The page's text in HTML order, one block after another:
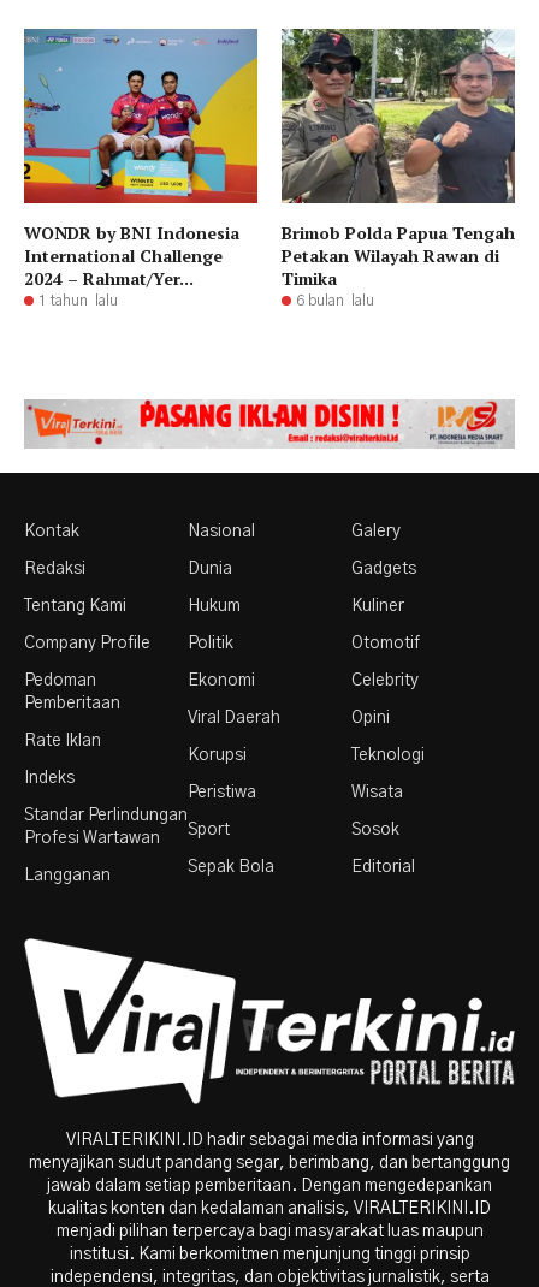
WONDR by BNI Indonesia
International Challenge
2024 – Rahmat/Yer...
1 tahun lalu
Brimob Polda Papua Tengah
Petakan Wilayah Rawan di
Timika
6 bulan lalu
Kontak
Redaksi
Tentang Kami
Company Profile
Pedoman
Pemberitaan
Rate Iklan
Indeks
Standar Perlindungan
Profesi Wartawan
Langganan
Nasional
Dunia
Hukum
Politik
Ekonomi
Viral Daerah
Korupsi
Peristiwa
Sport
Sepak Bola
Galery
Gadgets
Kuliner
Otomotif
Celebrity
Opini
Teknologi
Wisata
Sosok
Editorial
VIRALTERIKINI.ID hadir sebagai media informasi yang
menyajikan sudut pandang segar, berimbang, dan bertanggung
jawab dalam setiap pemberitaan. Dengan mengedepankan
kualitas konten dan kedalaman analisis, VIRALTERIKINI.ID
menjadi pilihan terpercaya bagi masyarakat luas maupun
institusi. Kami berkomitmen menjunjung tinggi prinsip
independensi, integritas, dan objektivitas jurnalistik, serta